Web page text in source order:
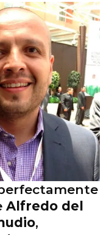
Alfredo del
,